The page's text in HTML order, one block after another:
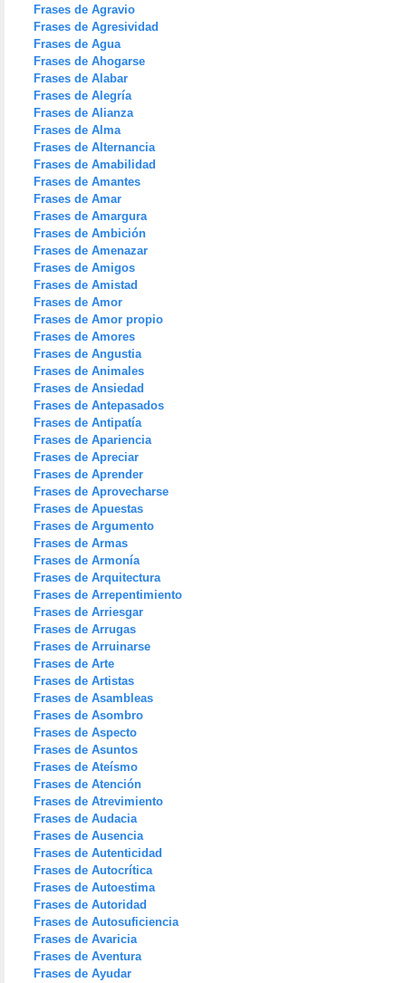
Frases de Agravio
Frases de Agresividad
Frases de Agua
Frases de Ahogarse
Frases de Alabar
Frases de Alegría
Frases de Alianza
Frases de Alma
Frases de Alternancia
Frases de Amabilidad
Frases de Amantes
Frases de Amar
Frases de Amargura
Frases de Ambición
Frases de Amenazar
Frases de Amigos
Frases de Amistad
Frases de Amor
Frases de Amor propio
Frases de Amores
Frases de Angustia
Frases de Animales
Frases de Ansiedad
Frases de Antepasados
Frases de Antipatía
Frases de Apariencia
Frases de Apreciar
Frases de Aprender
Frases de Aprovecharse
Frases de Apuestas
Frases de Argumento
Frases de Armas
Frases de Armonía
Frases de Arquitectura
Frases de Arrepentimiento
Frases de Arriesgar
Frases de Arrugas
Frases de Arruinarse
Frases de Arte
Frases de Artistas
Frases de Asambleas
Frases de Asombro
Frases de Aspecto
Frases de Asuntos
Frases de Ateísmo
Frases de Atención
Frases de Atrevimiento
Frases de Audacia
Frases de Ausencia
Frases de Autenticidad
Frases de Autocrítica
Frases de Autoestima
Frases de Autoridad
Frases de Autosuficiencia
Frases de Avaricia
Frases de Aventura
Frases de Ayudar